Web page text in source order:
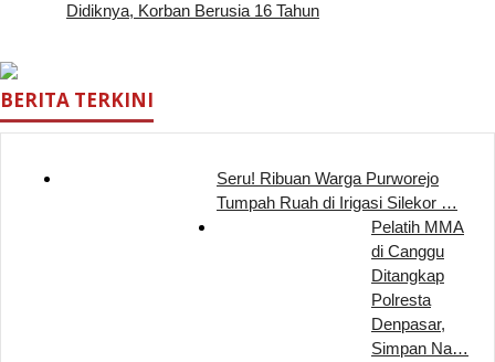
Didiknya, Korban Berusia 16 Tahun
BERITA TERKINI
Seru! Ribuan Warga Purworejo
Tumpah Ruah di Irigasi Silekor …
Pelatih MMA
di Canggu
Ditangkap
Polresta
Denpasar,
Simpan Na…